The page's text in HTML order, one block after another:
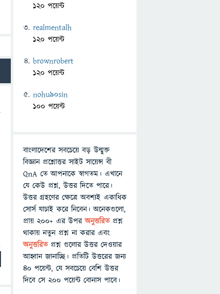
120 পয়েন্ট
realmentalh
120 পয়েন্ট
brownrobert
120 পয়েন্ট
nohu90sin
100 পয়েন্ট
বাংলাদেশের সবচেয়ে বড় উন্মুক্ত
বিজ্ঞান প্রশ্নোত্তর সাইট সায়েন্স বী
QnA তে আপনাকে স্বাগতম। এখানে
যে কেউ প্রশ্ন, উত্তর দিতে পারে।
উত্তর গ্রহণের ক্ষেত্রে অবশ্যই একাধিক
সোর্স যাচাই করে নিবেন। অনেকগুলো,
প্রায় ২০০+ এর উপরঅনুত্তরিতপ্রশ্ন
থাকায় নতুন প্রশ্ন না করার এবং
অনুত্তরিত প্রশ্ন গুলোর উত্তর দেওয়ার
আহ্বান জানাচ্ছি। প্রতিটি উত্তরের জন্য
৪০ পয়েন্ট, যে সবচেয়ে বেশি উত্তর
দিবে সে ২০০ পয়েন্ট বোনাস পাবে।